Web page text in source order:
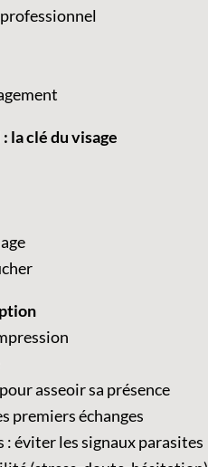
la clé du visage
asseoir sa présence
premiers échanges
: éviter les signaux parasites